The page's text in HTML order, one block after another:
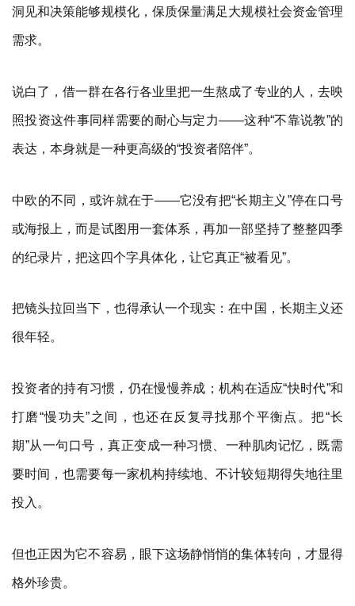
洞见和决策能够规模化，保质保量满足大规模社会资金管理
需求。
说白了，借一群在各行各业里把一生熬成了专业的人，去映
照投资这件事同样需要的耐心与定力——这种“不靠说教”的
表达，本身就是一种更高级的“投资者陪伴”。
中欧的不同，或许就在于——它没有把“长期主义”停在口号
或海报上，而是试图用一套体系，再加一部坚持了整整四季
的纪录片，把这四个字具体化，让它真正“被看见”。
把镜头拉回当下，也得承认一个现实：在中国，长期主义还
很年轻。
投资者的持有习惯，仍在慢慢养成；机构在适应“快时代”和
打磨“慢功夫”之间，也还在反复寻找那个平衡点。把“长
期”从一句口号，真正变成一种习惯、一种肌肉记忆，既需
要时间，也需要每一家机构持续地、不计较短期得失地往里
投入。
但也正因为它不容易，眼下这场静悄悄的集体转向，才显得
格外珍贵。